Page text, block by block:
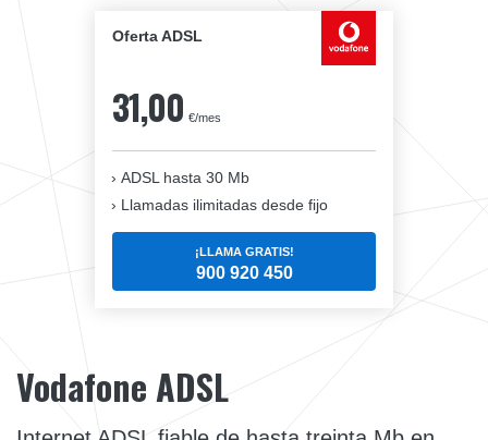
Oferta ADSL
31,00 €/mes
ADSL hasta 30 Mb
Llamadas ilimitadas desde fijo
¡LLAMA GRATIS!
900 920 450
Vodafone ADSL